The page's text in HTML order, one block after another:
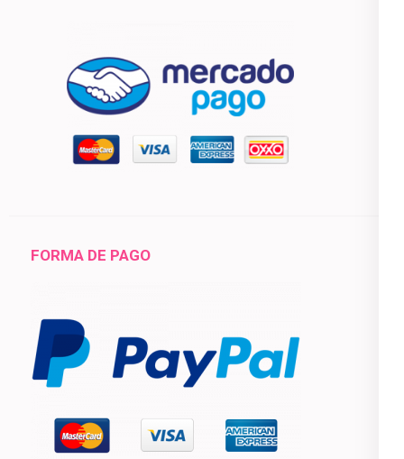
FORMA DE PAGO